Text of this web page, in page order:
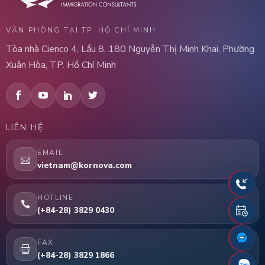
VĂN PHÒNG TẠI TP. HỒ CHÍ MINH
Tòa nhà Cienco 4, Lầu 8, 180 Nguyễn Thị Minh Khai, Phường
Xuân Hòa, TP. Hồ Chí Minh
LIÊN HỆ
EMAIL
vietnam@kornova.com
HOTLINE
(+84-28) 3829 0430
FAX
(+84-28) 3829 1866